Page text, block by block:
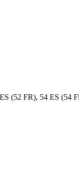
(52 FR), 54 ES (54